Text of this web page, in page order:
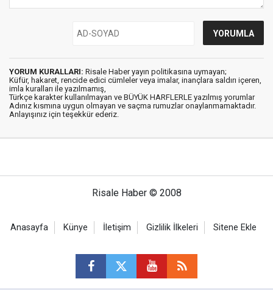
YORUM KURALLARI: Risale Haber yayın politikasına uymayan;
Küfür, hakaret, rencide edici cümleler veya imalar, inançlara saldırı içeren,
imla kuralları ile yazılmamış,
Türkçe karakter kullanılmayan ve BÜYÜK HARFLERLE yazılmış yorumlar
Adınız kısmına uygun olmayan ve saçma rumuzlar onaylanmamaktadır.
Anlayışınız için teşekkür ederiz.
Risale Haber © 2008
Anasayfa Künye İletişim Gizlilik İlkeleri Sitene Ekle